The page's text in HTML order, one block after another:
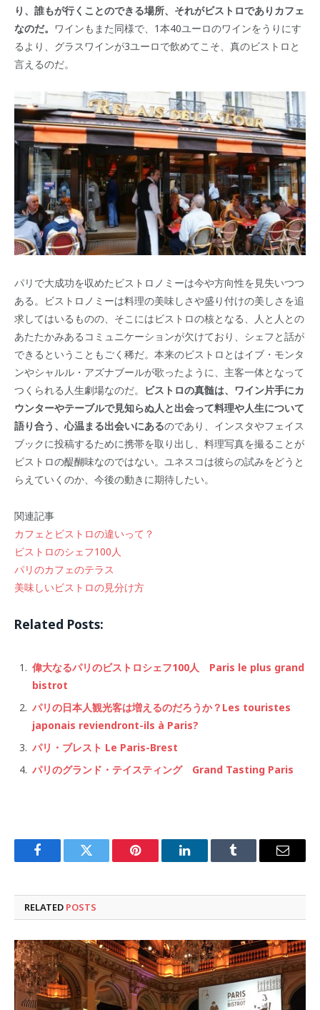
り、誰もが行くことのできる場所、それがビストロでありカフェ
なのだ。 ワインもまた同様で、1本40ユーロのワインをうりにす
るより、グラスワインが3ユーロで飲めてこそ、真のビストロと
言えるのだ。
パリで大成功を収めたビストロノミーは今や方向性を見失いつつ
ある。ビストロノミーは料理の美味しさや盛り付けの美しさを追
求してはいるものの、そこにはビストロの核となる、人と人との
あたたかみあるコミュニケーションが欠けており、シェフと話が
できるということもごく稀だ。本来のビストロとはイブ・モンタ
ンやシャルル・アズナブールが歌ったように、主客一体となって
つくられる人生劇場なのだ。 ビストロの真髄は、ワイン片手にカ
ウンターやテーブルで見知らぬ人と出会って料理や人生について
語り合う、心温まる出会いにあるのであり、インスタやフェイス
ブックに投稿するために携帯を取り出し、料理写真を撮ることが
ビストロの醍醐味なのではない。ユネスコは彼らの試みをどうと
らえていくのか、今後の動きに期待したい。
関連記事
カフェとビストロの違いって？
ビストロのシェフ100人
パリのカフェのテラス
美味しいビストロの見分け方
Related Posts:
偉大なるパリのビストロシェフ100人 Paris le plus grand
bistrot
パリの日本人観光客は増えるのだろうか？Les touristes
japonais reviendront-ils à Paris?
パリ・ブレスト Le Paris-Brest
パリのグランド・テイスティング Grand Tasting Paris
FacebookTwitter Pinterest LinkedInTumblr Email
RELATED POSTS